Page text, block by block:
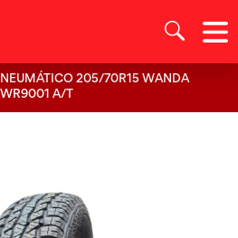
NEUMÁTICO 205/70R15 WANDA
WR9001 A/T